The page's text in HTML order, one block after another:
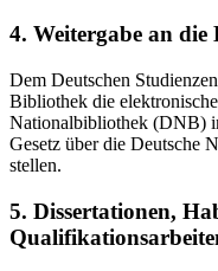
4. Weitergabe an
Dem Deutschen
Bibliothek die
Nationalbibliothek (DNB)
Gesetz über die Deutsche
stellen.
5. Dissertationen,